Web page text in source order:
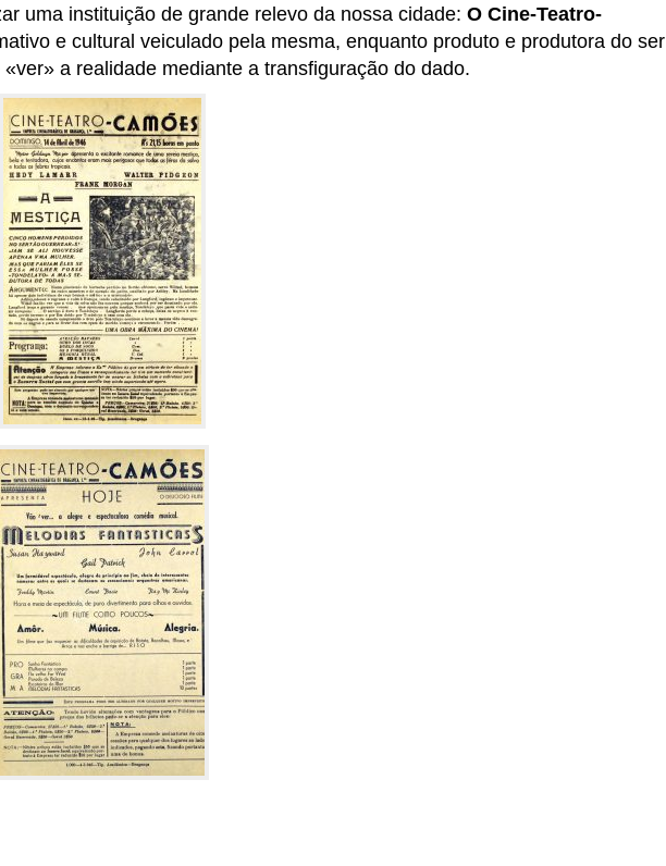
uma instituição de grande relevo da nossa cidade: O Cine-Teatro-
e cultural veiculado pela mesma, enquanto produto e produtora do ser
a realidade mediante a transfiguração do dado.